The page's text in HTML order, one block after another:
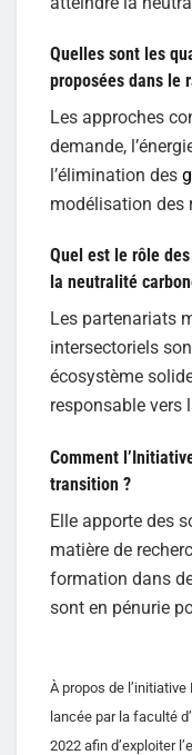
Quelles sont les
proposées dans le
Les approches
demande,
l’élimination des
modélisation des
Quel est le rôle
la neutralité
Les partenariats
intersectoriels
écosystème
responsable vers
Comment
transition ?
Elle apporte des
matière de
formation dans
sont en pénurie
À propos de l’initiative
lancée par la faculté
2022 afin d’exploiter